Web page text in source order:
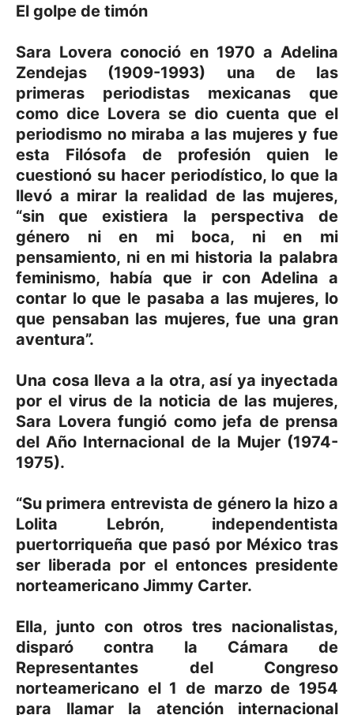
El golpe de timón
Sara Lovera conoció en 1970 a Adelina
Zendejas (1909-1993) una de las
primeras periodistas mexicanas que
como dice Lovera se dio cuenta que el
periodismo no miraba a las mujeres y fue
esta Filósofa de profesión quien le
cuestionó su hacer periodístico, lo que la
llevó a mirar la realidad de las mujeres,
“sin que existiera la perspectiva de
género ni en mi boca, ni en mi
pensamiento, ni en mi historia la palabra
feminismo, había que ir con Adelina a
contar lo que le pasaba a las mujeres, lo
que pensaban las mujeres, fue una gran
aventura”.
Una cosa lleva a la otra, así ya inyectada
por el virus de la noticia de las mujeres,
Sara Lovera fungió como jefa de prensa
del Año Internacional de la Mujer (1974-
1975).
“Su primera entrevista de género la hizo a
Lolita Lebrón, independentista
puertorriqueña que pasó por México tras
ser liberada por el entonces presidente
norteamericano Jimmy Carter.
Ella, junto con otros tres nacionalistas,
disparó contra la Cámara de
Representantes del Congreso
norteamericano el 1 de marzo de 1954
para llamar la atención internacional